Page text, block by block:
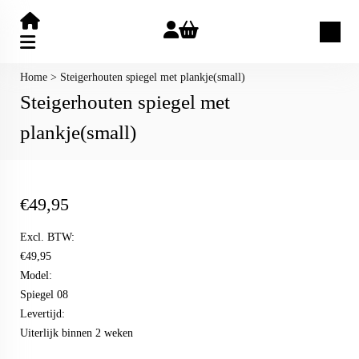
Home > Steigerhouten spiegel met plankje(small)
Steigerhouten spiegel met
plankje(small)
€49,95
Excl. BTW:
€49,95
Model:
Spiegel 08
Levertijd:
Uiterlijk binnen 2 weken